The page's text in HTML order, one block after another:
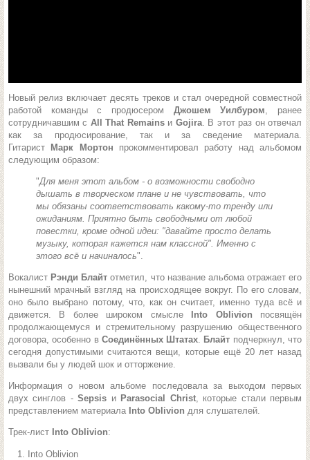
Новый релиз включает десять треков и стал очередной совместной
работой команды с продюсером Джошем Уилбуром, ранее
сотрудничавшим с All That Remains и Gojira. В этот раз он отвечал
как за продюсирование, так и за сведение материала.
Гитарист
Марк Мортон прокомментировал работу над альбомом
следующим образом:
"Для меня этот альбом - о возможности свободно
дышать в творческом плане и не чувствовать, что
мы обязаны соответствовать какому-то тренду или
ожиданиям. Приятно быть свободными от любой
повестки, кроме одной идеи: "давайте просто делать
музыку, которая кажется нам классной". Именно с
этого всё и начиналось".
Вокалист Рэнди Блайтотметил, что название альбома отражает его
нынешний мрачный взгляд на происходящее вокруг. По его словам,
оно было выбрано потому, что, как он считает, именно туда всё и
движется. В более широком смысле
Into Oblivion посвящён
продолжающемуся и стремительному разрушению общественного
договора, особенно в Соединённых Штатах. Блайт подчеркнул, что
сегодня допустимыми считаются вещи, которые ещё 20 лет назад
вызвали бы у людей шок и отторжение.
Информация о новом альбоме последовала за выходом первых
двух синглов -Sepsis и Parasocial Christ, которые стали первым
представлением материала Into Oblivion для слушателей.
Трек-лист Into Oblivion:
Into Oblivion